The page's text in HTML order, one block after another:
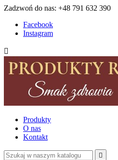
Zadzwoń do nas: +48 791 632 390
Facebook
Instagram

Produkty
O nas
Kontakt
